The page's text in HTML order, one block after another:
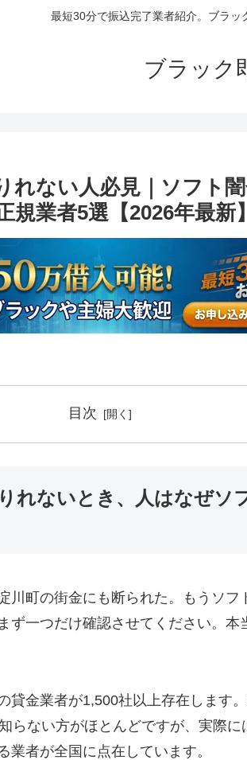
最短30分で振込完了業者紹介。ブラッ
ブラック
れない人必見｜ソフト
業者5選【2026年最新】
目次
れないとき、人はなぜソ
川町の街金にも断られた。もうソ
ず一つだけ確認させてください。本
貸金業者が1,500社以上存在します
らない方がほとんどですが、実際
者が全国に点在しています。